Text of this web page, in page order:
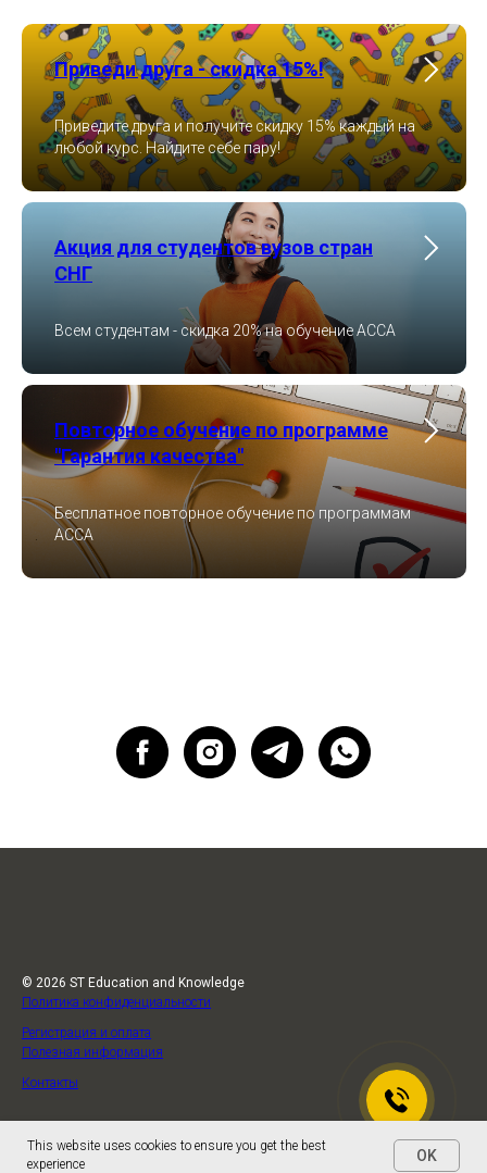
Приведи друга - скидка 15%!
Приведите друга и получите скидку 15% каждый на
любой курс. Найдите себе пару!
Акция для студентов вузов стран
СНГ
Всем студентам - скидка 20% на обучение ACCA
Повторное обучение по программе
"Гарантия качества"
Бесплатное повторное обучение по программам
ACCA
© 2026 ST Education and Knowledge
Политика конфиденциальности
Регистрация и оплата
Полезная информация
Контакты
This website uses cookies to ensure you get the best
experience
OK